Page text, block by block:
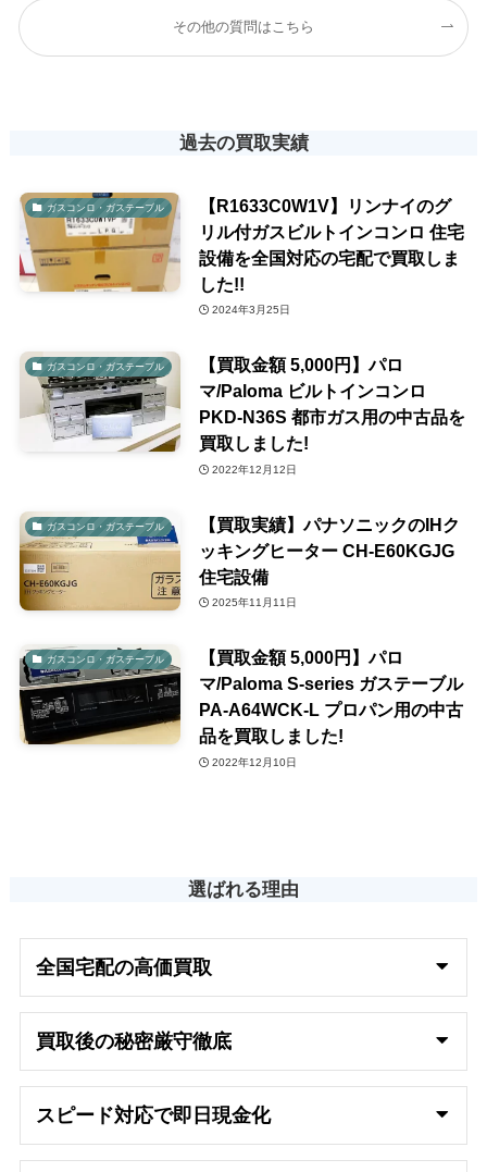
その他の質問はこちら
過去の買取実績
ガスコンロ・ガステーブル
【R1633C0W1V】リンナイのグ
リル付ガスビルトインコンロ 住宅
設備を全国対応の宅配で買取しま
した!!
2024年3月25日
ガスコンロ・ガステーブル
【買取金額 5,000円】パロ
マ/Paloma ビルトインコンロ
PKD-N36S 都市ガス用の中古品を
買取しました!
2022年12月12日
ガスコンロ・ガステーブル
【買取実績】パナソニックのIHク
ッキングヒーター CH-E60KGJG
住宅設備
2025年11月11日
ガスコンロ・ガステーブル
【買取金額 5,000円】パロ
マ/Paloma S-series ガステーブル
PA-A64WCK-L プロパン用の中古
品を買取しました!
2022年12月10日
選ばれる理由
全国宅配の高価買取
買取後の秘密厳守徹底
スピード対応で即日 現金化